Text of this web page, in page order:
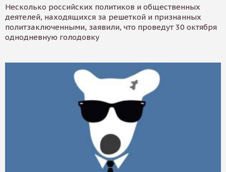
Несколько российских политиков и общественных
деятелей, находящихся за решеткой и признанных
политзаключенными, заявили, что проведут 30 октября
однодневную голодовку